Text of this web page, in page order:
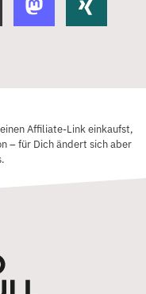
Affiliate-Link einkaufst,
– für Dich ändert sich aber